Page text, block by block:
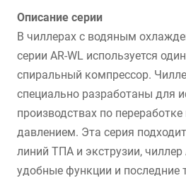
Описание серии
В чиллерах с водяным
серии AR-WL используется
спиральный компрессор.
специально разработаны для
производствах по
давлением. Эта серия
линий ТПА и экструзии, чиллер
удобные функции и последние